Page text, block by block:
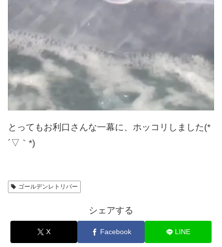
とってもお利口さんな一幕に、ホッコリしました(*
´▽｀*)
ゴールデンレトリバー
シェアする
X Facebook LINE